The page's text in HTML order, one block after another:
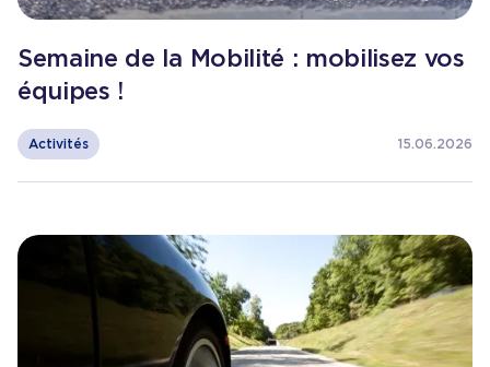
Semaine de la Mobilité : mobilisez vos
équipes !
Activités 15.06.2026
Consulter l'articleCrise des carburants : les